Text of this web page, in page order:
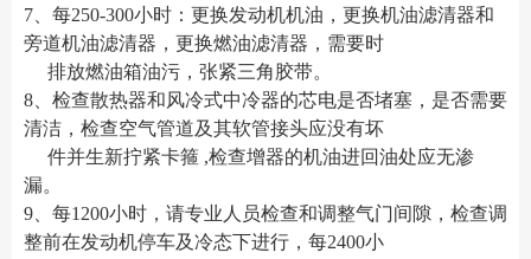
7、每250-300小时：更换发动机机油，更换机油滤清器和
旁道机油滤清器，更换燃油滤清器，需要时
排放燃油箱油污，张紧三角胶带。
8、检查散热器和风冷式中冷器的芯电是否堵塞，是否需要
清洁，检查空气管道及其软管接头应没有坏
件并生新拧紧卡箍 ,检查增器的机油进回油处应无渗
漏。
9、每1200小时，请专业人员检查和调整气门间隙，检查调
整前在发动机停车及冷态下进行，每2400小